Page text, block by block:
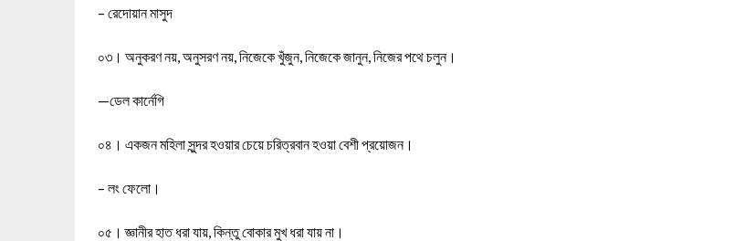
– রেদোয়ান মাসুদ
০৩। অনুকরণ নয়, অনুসরণ নয়, নিজেকে খুঁজুন, নিজেকে জানুন, নিজের পথে চলুন।
—ডেল কার্নেগি
০৪। একজন মহিলা সুন্দর হওয়ার চেয়ে চরিত্রবান হওয়া বেশী প্রয়োজন।
– লং ফেলো।
০৫। জ্ঞানীর হাত ধরা যায়, কিন্তু বোকার মুখ ধরা যায় না।